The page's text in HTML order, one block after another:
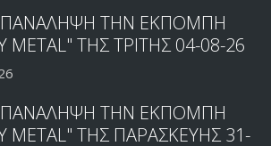
ΤΗΝ ΕΚΠΟΜΠΗ
METAL" ΤΗΣ ΤΡΙΤΗΣ 04-08-26
ΤΗΝ ΕΚΠΟΜΠΗ
METAL" ΤΗΣ ΠΑΡΑΣΚΕΥΗΣ 31-